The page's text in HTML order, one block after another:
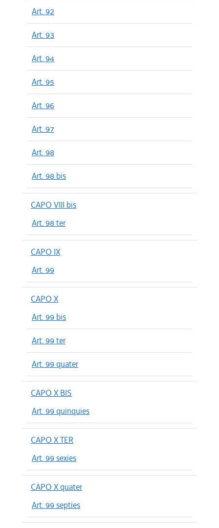
Art. 92
Art. 93
Art. 94
Art. 95
Art. 96
Art. 97
Art. 98
Art. 98 bis
CAPO VIII bis
Art. 98 ter
CAPO IX
Art. 99
CAPO X
Art. 99 bis
Art. 99 ter
Art. 99 quater
CAPO X BIS
Art. 99 quinquies
CAPO X TER
Art. 99 sexies
CAPO X quater
Art. 99 septies